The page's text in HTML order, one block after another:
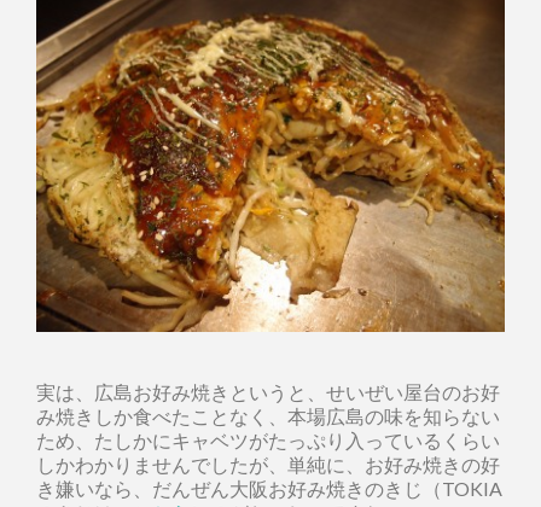
実は、広島お好み焼きというと、せいぜい屋台のお好
み焼きしか食べたことなく、本場広島の味を知らない
ため、たしかにキャベツがたっぷり入っているくらい
しかわかりませんでしたが、単純に、お好み焼きの好
き嫌いなら、だんぜん大阪お好み焼きのきじ（TOKIA